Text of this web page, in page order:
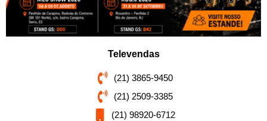
Televendas
(21) 3865-9450
(21) 2509-3385
(21) 98920-6712